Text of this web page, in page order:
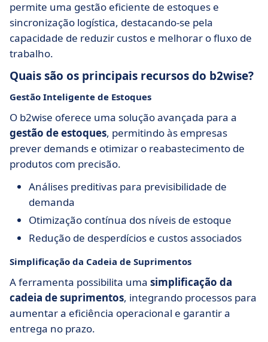
permite uma gestão eficiente de estoques e
sincronização logística, destacando-se pela
capacidade de reduzir custos e melhorar o fluxo de
trabalho.
Quais são os principais recursos do b2wise?
Gestão Inteligente de Estoques
O b2wise oferece uma solução avançada para a
gestão de estoques, permitindo às empresas
prever demands e otimizar o reabastecimento de
produtos com precisão.
Análises preditivas para previsibilidade de
demanda
Otimização contínua dos níveis de estoque
Redução de desperdícios e custos associados
Simplificação da Cadeia de Suprimentos
A ferramenta possibilita uma simplificação da
cadeia de suprimentos, integrando processos para
aumentar a eficiência operacional e garantir a
entrega no prazo.